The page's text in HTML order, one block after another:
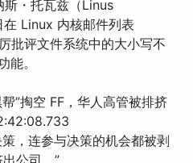
斯・托瓦兹（Linus
Linux 内核邮件列表
批评文件系统中的大小写不
。
”掏空 FF，华人高管被排挤
，连参与决策的机会都被剥